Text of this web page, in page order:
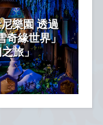
樂園 透過
奇緣世界」
旅」